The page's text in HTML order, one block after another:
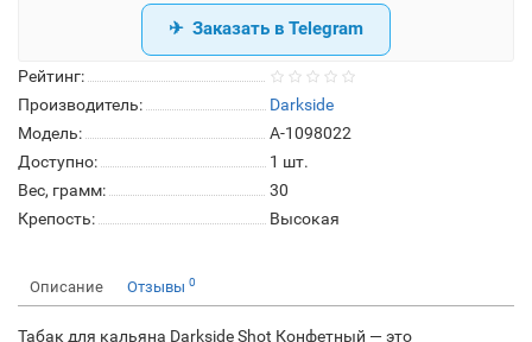
Рейтинг:
Производитель:
Darkside
Модель:
A-1098022
Доступно:
1 шт.
Вес, грамм:
30
Крепость:
Высокая
Заказать в Telegram
Описание Отзывы 0
Табак для кальяна Darkside Shot Конфетный — это